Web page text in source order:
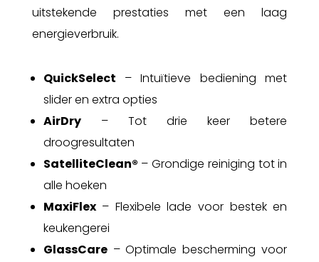
uitstekende prestaties met een laag
energieverbruik.
QuickSelect – Intuïtieve bediening met
slider en extra opties
AirDry– Tot drie keer betere
droogresultaten
SatelliteClean® – Grondige reiniging tot in
alle hoeken
MaxiFlex– Flexibele lade voor bestek en
keukengerei
GlassCare– Optimale bescherming voor